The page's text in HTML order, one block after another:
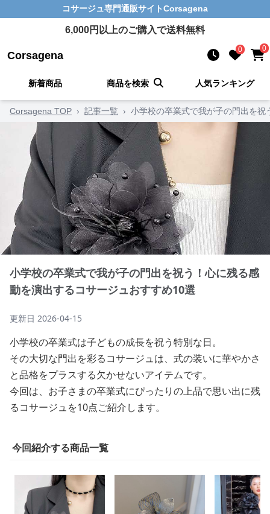
コサージュ専門通販サイトCorsagena
6,000円以上のご購入で送料無料
Corsagena 0 0
新着商品 商品を検索 人気ランキング
Corsagena TOP › 記事一覧 › 小学校の卒業式で我が子の門出を
小学校の卒業式で我が子の門出を祝う！心に残る感
動を演出するコサージュおすすめ10選
更新日 2026-04-15
小学校の卒業式は子どもの成長を祝う特別な日。
その大切な門出を彩るコサージュは、式の装いに華やかさ
と品格をプラスする欠かせないアイテムです。
今回は、お子さまの卒業式にぴったりの上品で思い出に残
るコサージュを10点ご紹介します。
今回紹介する商品一覧